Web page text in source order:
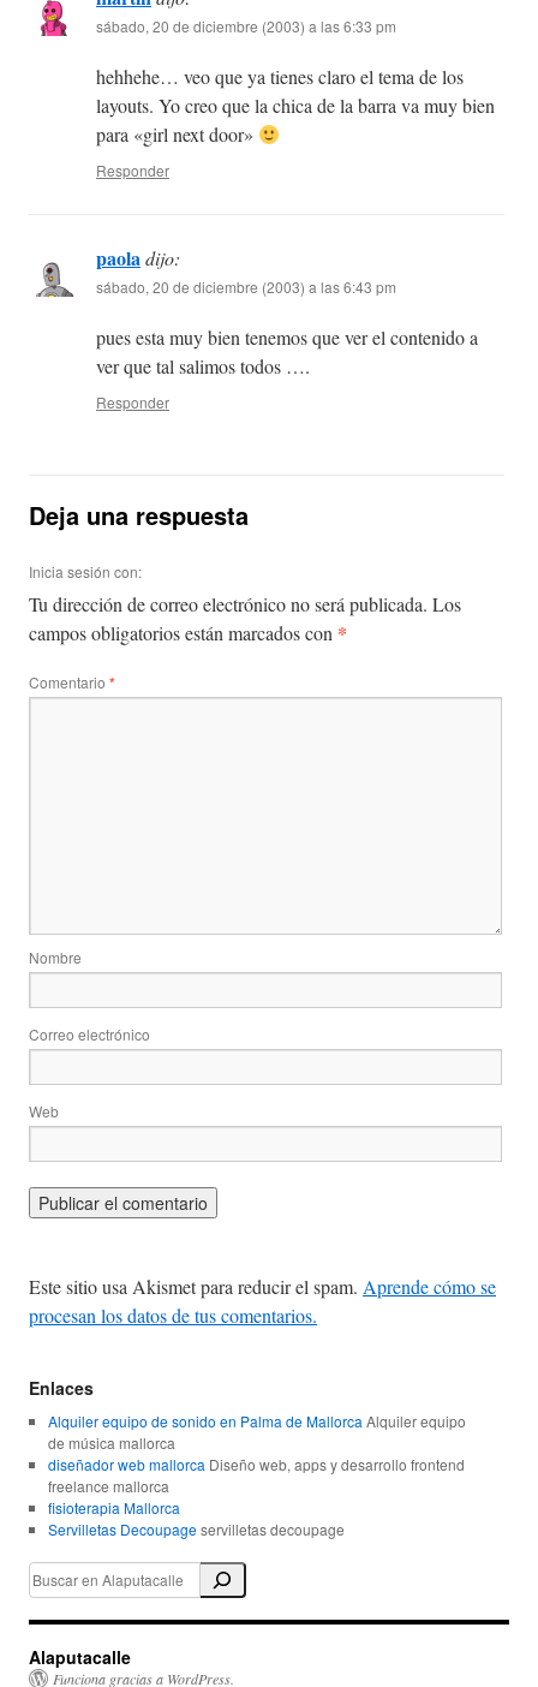
sábado, 20 de diciembre (2003) a las 6:33 pm
hehhehe… veo que ya tienes claro el tema de los
layouts. Yo creo que la chica de la barra va muy bien
para «girl next door»
Responder
paoladijo:
sábado, 20 de diciembre (2003) a las 6:43 pm
pues esta muy bien tenemos que ver el contenido a
ver que tal salimos todos ….
Responder
Deja una respuesta
Inicia sesión con:
Tu dirección de correo electrónico no será publicada. Los
campos obligatorios están marcados con *
Comentario *
Nombre
Correo electrónico
Web
Este sitio usa Akismet para reducir el spam. Aprende cómo se
procesan los datos de tus comentarios.
Enlaces
Alquiler equipo de sonido en Palma de Mallorca Alquiler equipo
de música mallorca
diseñador web mallorca Diseño web, apps y desarrollo frontend
freelance mallorca
fisioterapia Mallorca
Servilletas Decoupageservilletas decoupage
Alaputacalle
Funciona gracias a WordPress.